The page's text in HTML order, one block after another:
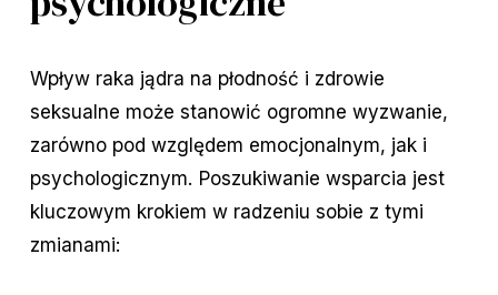
Wpływ raka jądra na płodność i zdrowie
seksualne może stanowić ogromne wyzwanie,
zarówno pod względem emocjonalnym, jak i
psychologicznym. Poszukiwanie wsparcia jest
kluczowym krokiem w radzeniu sobie z tymi
zmianami: